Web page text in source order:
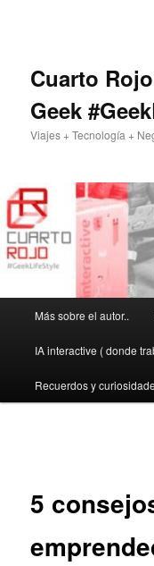
Cuarto
Geek
Viajes + Tecnología +
Más sobre el autor..
IA interactive ( donde
Recuerdos y
5